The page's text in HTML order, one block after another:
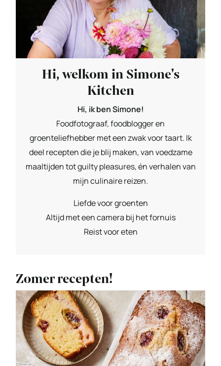
Hi, welkom in Simone's
Kitchen
Hi, ik ben Simone!
Foodfotograaf, foodblogger en
groenteliefhebber met een zwak voor taart. Ik
deel recepten die je blij maken, van voedzame
maaltijden tot guilty pleasures, én verhalen van
mijn culinaire reizen.
Liefde voor groenten
Altijd met een camera bij het fornuis
Reist voor eten
Zomer recepten!